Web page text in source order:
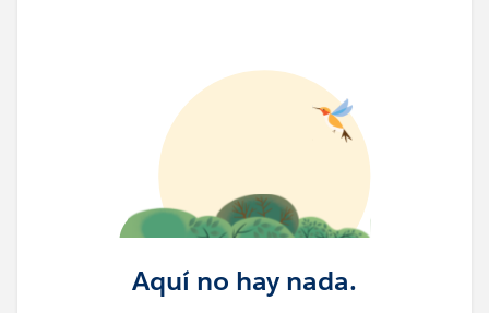
Aquí no hay nada.